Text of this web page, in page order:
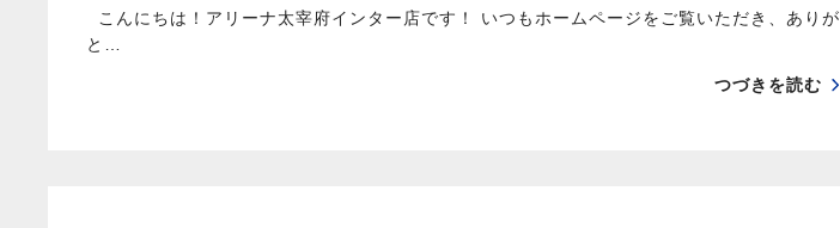
こんにちは！アリーナ太宰府インター店です！ いつもホームページをご覧いただき、ありが
と…
つづきを読む